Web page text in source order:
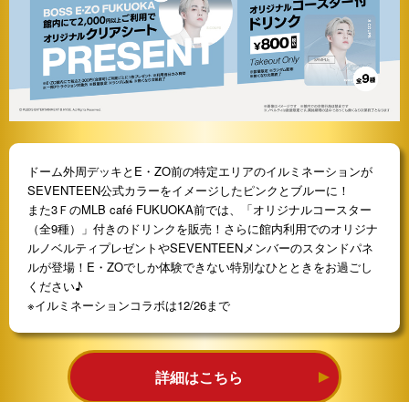
ドーム外周デッキとE・ZO前の特定エリアのイルミネーションが
SEVENTEEN公式カラーをイメージしたピンクとブルーに！
また3ＦのMLB café FUKUOKA前では、「オリジナルコースター
（全9種）」付きのドリンクを販売！さらに館内利用でのオリジナ
ルノベルティプレゼントやSEVENTEENメンバーのスタンドパネ
ルが登場！E・ZOでしか体験できない特別なひとときをお過ごし
ください♪
※イルミネーションコラボは12/26まで
詳細はこちら